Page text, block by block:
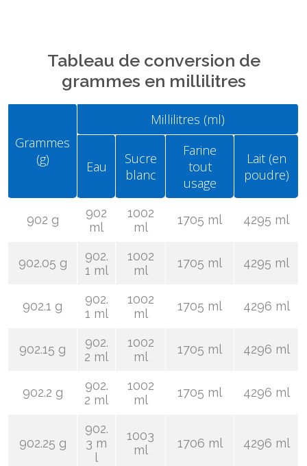
Tableau de conversion de
grammes en millilitres
Grammes
(g)
Millilitres (ml)
Eau
Sucre
blanc
Farine
tout
usage
Lait (en
poudre)
902 g
902
ml
1002
ml
1705 ml 4295 ml
902.05 g
902.
1 ml
1002
ml
1705 ml 4295 ml
902.1 g
902.
1 ml
1002
ml
1705 ml 4296 ml
902.15 g
902.
2 ml
1002
ml
1705 ml 4296 ml
902.2 g
902.
2 ml
1002
ml
1705 ml 4296 ml
902.25 g
902.
3 m
l
1003
ml
1706 ml 4296 ml